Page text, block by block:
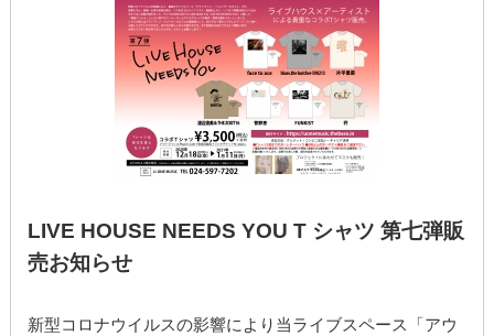
LIVE HOUSE NEEDS YOU T シャツ 第七弾販
売お知らせ
新型コロナウイルスの影響により当ライブスペース「アウ